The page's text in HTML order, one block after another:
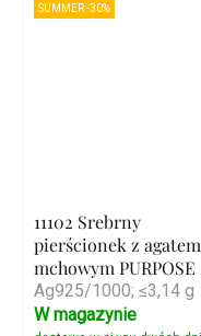
SUMMER -30%
11102 Srebrny
pierścionek z agatem
mchowym PURPOSE
Ag925/1000; ≤3,14 g
W magazynie